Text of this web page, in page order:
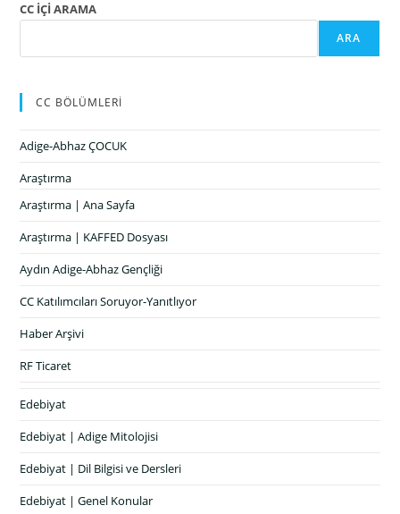
CC İÇİ ARAMA
ARA
CC BÖLÜMLERİ
Adige-Abhaz ÇOCUK
Araştırma
Araştırma | Ana Sayfa
Araştırma | KAFFED Dosyası
Aydın Adige-Abhaz Gençliği
CC Katılımcıları Soruyor-Yanıtlıyor
Haber Arşivi
RF Ticaret
Edebiyat
Edebiyat | Adige Mitolojisi
Edebiyat | Dil Bilgisi ve Dersleri
Edebiyat | Genel Konular